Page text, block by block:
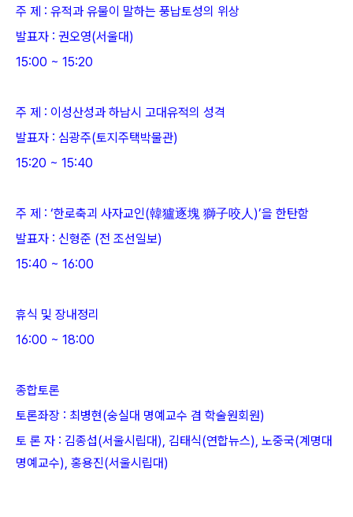
주 제 : 유적과 유물이 말하는 풍납토성의 위상
발표자 : 권오영(서울대)
15:00 ~ 15:20
주 제 : 이성산성과 하남시 고대유적의 성격
발표자 : 심광주(토지주택박물관)
15:20 ~ 15:40
주 제 : ‘한로축괴 사자교인(韓獹逐塊 獅子咬人)’을 한탄함
발표자 : 신형준 (전 조선일보)
15:40 ~ 16:00
휴식 및 장내정리
16:00 ~ 18:00
종합토론
토론좌장 : 최병현(숭실대 명예교수 겸 학술원회원)
토 론 자 : 김종섭(서울시립대), 김태식(연합뉴스), 노중국(계명대
명예교수), 홍용진(서울시립대)